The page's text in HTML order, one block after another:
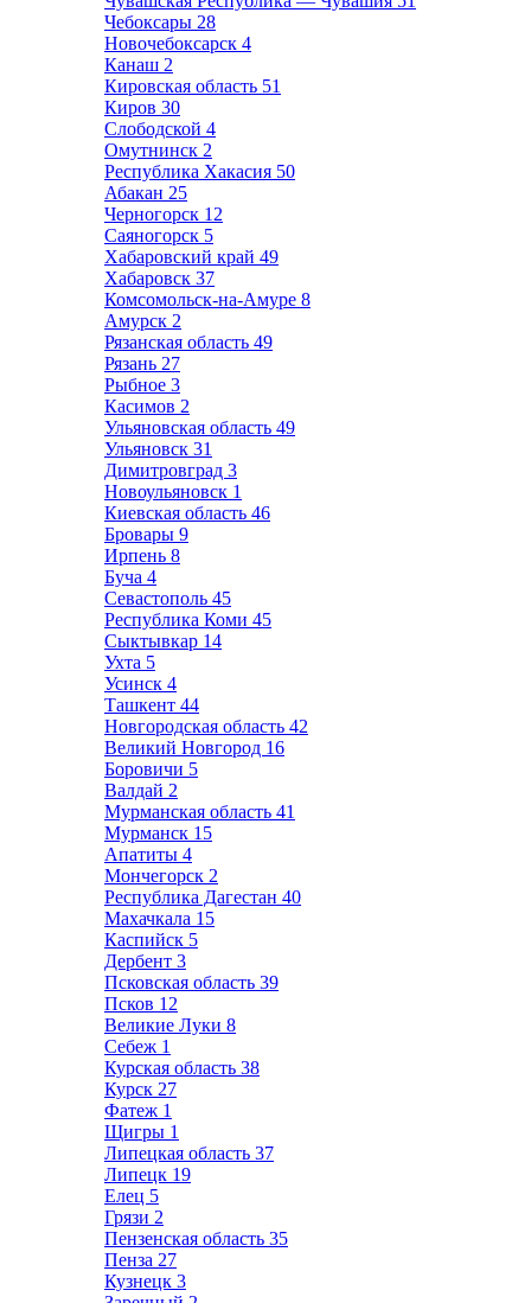
Чебоксары 28
Новочебоксарск 4
Канаш 2
Кировская область 51
Киров 30
Слободской 4
Омутнинск 2
Республика Хакасия 50
Абакан 25
Черногорск 12
Саяногорск 5
Хабаровский край 49
Хабаровск 37
Комсомольск-на-Амуре 8
Амурск 2
Рязанская область 49
Рязань 27
Рыбное 3
Касимов 2
Ульяновская область 49
Ульяновск 31
Димитровград 3
Новоульяновск 1
Киевская область 46
Бровары 9
Ирпень 8
Буча 4
Севастополь 45
Республика Коми 45
Сыктывкар 14
Ухта 5
Усинск 4
Ташкент 44
Новгородская область 42
Великий Новгород 16
Боровичи 5
Валдай 2
Мурманская область 41
Мурманск 15
Апатиты 4
Мончегорск 2
Республика Дагестан 40
Махачкала 15
Каспийск 5
Дербент 3
Псковская область 39
Псков 12
Великие Луки 8
Себеж 1
Курская область 38
Курск 27
Фатеж 1
Щигры 1
Липецкая область 37
Липецк 19
Елец 5
Грязи 2
Пензенская область 35
Пенза 27
Кузнецк 3